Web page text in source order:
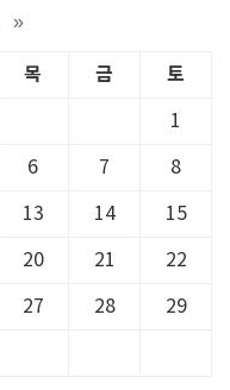
»
목 금 토
1
6 7 8
13 14 15
20 21 22
27 28 29